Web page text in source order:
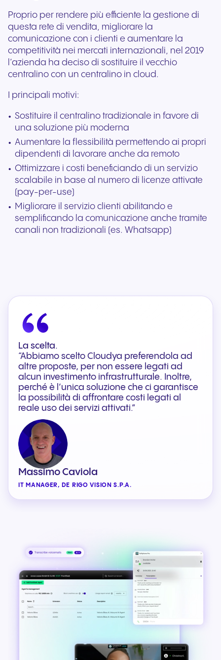
Proprio per rendere più efficiente la gestione di
questa rete di vendita, migliorare la
comunicazione con i clienti e aumentare la
competitività nei mercati internazionali, nel 2019
l’azienda ha deciso di sostituire il vecchio
centralino con un centralino in cloud.
I principali motivi:
Sostituire il centralino tradizionale in favore di
una soluzione più moderna
Aumentare la flessibilità permettendo ai propri
dipendenti di lavorare anche da remoto
Ottimizzare i costi beneficiando di un servizio
scalabile in base al numero di licenze attivate
(pay-per-use)
Migliorare il servizio clienti abilitando e
semplificando la comunicazione anche tramite
canali non tradizionali (es. Whatsapp)
La scelta.
“Abbiamo scelto Cloudya preferendola ad
altre proposte, per non essere legati ad
alcun investimento infrastrutturale. Inoltre,
perché è l’unica soluzione che ci garantisce
la possibilità di affrontare costi legati al
reale uso dei servizi attivati.”
Massimo Caviola
IT MANAGER, DE RIGO VISION S.P.A.